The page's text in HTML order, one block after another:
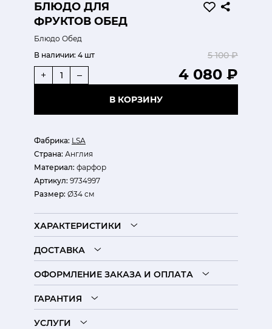
БЛЮДО ДЛЯ
ФРУКТОВ ОБЕД
Блюдо Обед
Фабрика: LSA
Страна: Англия
Материал: фарфор
Артикул: 9734997
Размер: Ø34 см
В наличии: 4 шт 5 100 ₽
4 080 ₽
+ –
В КОРЗИНУ
ХАРАКТЕРИСТИКИ
ДОСТАВКА
ОФОРМЛЕНИЕ ЗАКАЗА И ОПЛАТА
ГАРАНТИЯ
УСЛУГИ